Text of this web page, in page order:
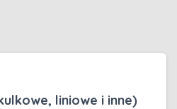
liniowe i inne)